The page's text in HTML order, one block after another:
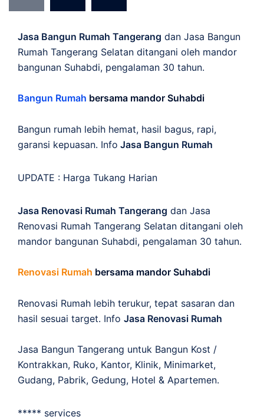
Jasa Bangun Rumah Tangerang dan Jasa Bangun
Rumah Tangerang Selatan ditangani oleh mandor
bangunan Suhabdi, pengalaman 30 tahun.
Bangun Rumah bersama mandor Suhabdi
Bangun rumah lebih hemat, hasil bagus, rapi,
garansi kepuasan. Info Jasa Bangun Rumah
UPDATE : Harga Tukang Harian
Jasa Renovasi Rumah Tangerang dan Jasa
Renovasi Rumah Tangerang Selatan ditangani oleh
mandor bangunan Suhabdi, pengalaman 30 tahun.
Renovasi Rumah bersama mandor Suhabdi
Renovasi Rumah lebih terukur, tepat sasaran dan
hasil sesuai target. Info Jasa Renovasi Rumah
Jasa Bangun Tangerang untuk Bangun Kost /
Kontrakkan, Ruko, Kantor, Klinik, Minimarket,
Gudang, Pabrik, Gedung, Hotel & Apartemen.
***** services